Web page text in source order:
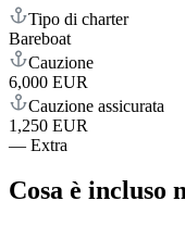
Tipo di charter
Bareboat
Cauzione
6,000 EUR
Cauzione assicurata
1,250 EUR
— Extra
Cosa è incluso